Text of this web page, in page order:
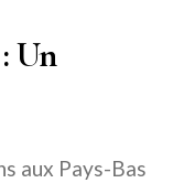
Un
aux Pays-Bas